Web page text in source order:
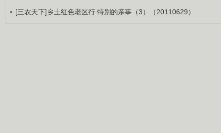
[三农天下]乡土红色老区行:特别的亲事（3）（20110629）